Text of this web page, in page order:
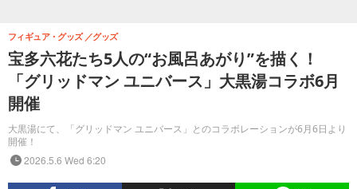
宝多六花たち5人の“お風呂あがり”を描く！
「グリッドマン ユニバース」大黒湯コラボ6月
開催
大黒湯にて、「グリッドマン ユニバース」とのコラボレーションが6月6日より
開催！
フィギュア・グッズ グッズ
2026.5.6 Wed 6:20